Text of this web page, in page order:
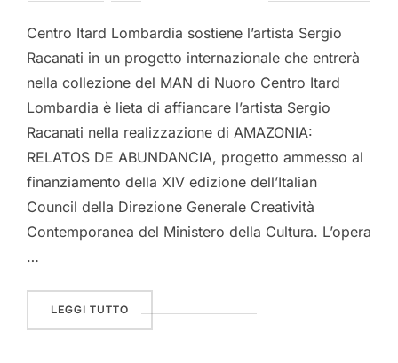
Centro Itard Lombardia sostiene l’artista Sergio
Racanati in un progetto internazionale che entrerà
nella collezione del MAN di Nuoro Centro Itard
Lombardia è lieta di affiancare l’artista Sergio
Racanati nella realizzazione di AMAZONIA:
RELATOS DE ABUNDANCIA, progetto ammesso al
finanziamento della XIV edizione dell’Italian
Council della Direzione Generale Creatività
Contemporanea del Ministero della Cultura. L’opera
…
LEGGI TUTTO